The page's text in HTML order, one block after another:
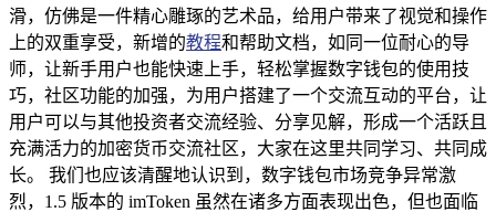
滑，仿佛是一件精心雕琢的艺术品，给用户带来了视觉和操作
上的双重享受，新增的教程和帮助文档，如同一位耐心的导
师，让新手用户也能快速上手，轻松掌握数字钱包的使用技
巧，社区功能的加强，为用户搭建了一个交流互动的平台，让
用户可以与其他投资者交流经验、分享见解，形成一个活跃且
充满活力的加密货币交流社区，大家在这里共同学习、共同成
长。 我们也应该清醒地认识到，数字钱包市场竞争异常激
烈，1.5 版本的 imToken 虽然在诸多方面表现出色，但也面临